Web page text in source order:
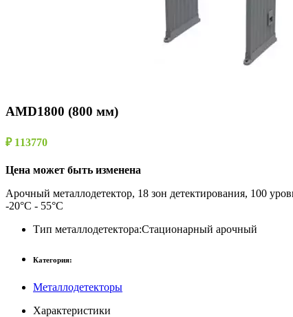
AMD1800 (800 мм)
₽ 113770
Цена может быть изменена
Арочный металлодетектор, 18 зон детектирования, 100
-20°C - 55°C
Тип металлодетектора:Стационарный арочный
Категория:
Металлодетекторы
Характеристики